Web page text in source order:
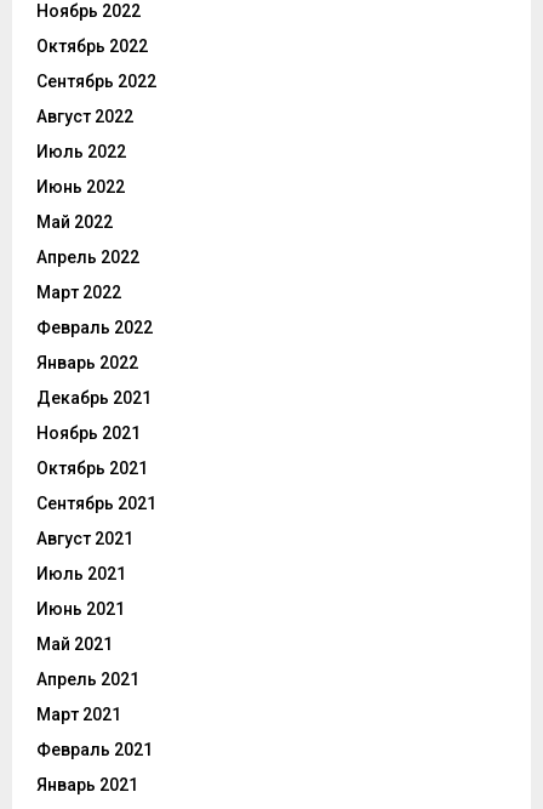
Ноябрь 2022
Октябрь 2022
Сентябрь 2022
Август 2022
Июль 2022
Июнь 2022
Май 2022
Апрель 2022
Март 2022
Февраль 2022
Январь 2022
Декабрь 2021
Ноябрь 2021
Октябрь 2021
Сентябрь 2021
Август 2021
Июль 2021
Июнь 2021
Май 2021
Апрель 2021
Март 2021
Февраль 2021
Январь 2021